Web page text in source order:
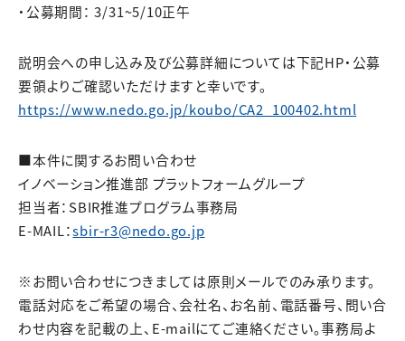
・公募期間： 3/31~5/10正午
説明会への申し込み及び公募詳細については下記HP・公募
要領よりご確認いただけますと幸いです。
https://www.nedo.go.jp/koubo/CA2_100402.html
■本件に関するお問い合わせ
イノベーション推進部 プラットフォームグループ
担当者：SBIR推進プログラム事務局
E-MAIL：sbir-r3@nedo.go.jp
※お問い合わせにつきましては原則メールでのみ承ります。
電話対応をご希望の場合、会社名、お名前、電話番号、問い合
わせ内容を記載の上、E-mailにてご連絡ください。事務局よ